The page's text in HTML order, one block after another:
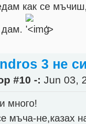
как се
дам. '>
3 не
#10 -: Jun 03,
много!
мъча-не,казах